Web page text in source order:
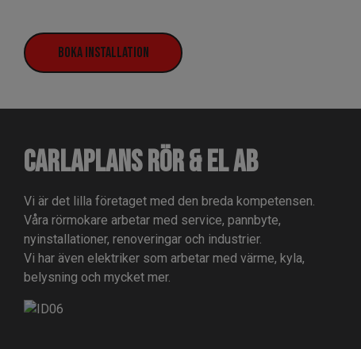
Boka installation
Carlaplans Rör & El AB
Vi är det lilla företaget med den breda kompetensen.
Våra rörmokare arbetar med service, pannbyte,
nyinstallationer, renoveringar och industrier.
Vi har även elektriker som arbetar med värme, kyla,
belysning och mycket mer.